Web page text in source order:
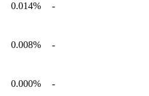
0.014% -
0.008% -
0.000% -